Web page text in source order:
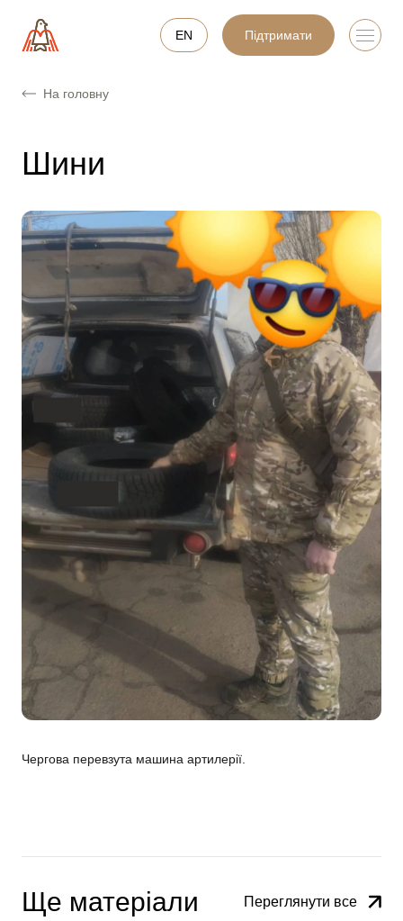
EN Підтримати
На головну
Шини
Чергова перевзута машина артилерії.
Ще матеріали Переглянути все